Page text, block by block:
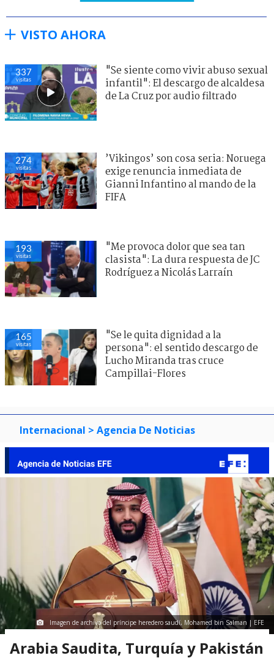
VISTO AHORA
337
visitas
"Se siente como vivir abuso sexual
infantil": El descargo de alcaldesa
de La Cruz por audio filtrado
274
visitas
’Vikingos’ son cosa seria: Noruega
exige renuncia inmediata de
Gianni Infantino al mando de la
FIFA
193
visitas
"Me provoca dolor que sea tan
clasista": La dura respuesta de JC
Rodríguez a Nicolás Larraín
165
visitas
"Se le quita dignidad a la
persona": el sentido descargo de
Lucho Miranda tras cruce
Campillai-Flores
Internacional > Agencia De Noticias
Imagen de archivo del príncipe heredero saudí, Mohamed bin Salman | EFE
Arabia Saudita, Turquía y Pakistán